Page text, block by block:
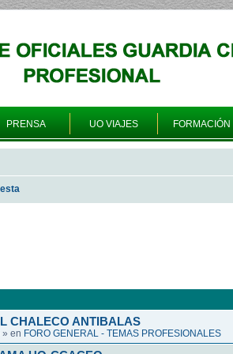
PRENSA UO VIAJES FORMACIÓN
CHALECO ANTIBALAS
» en FORO GENERAL - TEMAS PROFESIONALES